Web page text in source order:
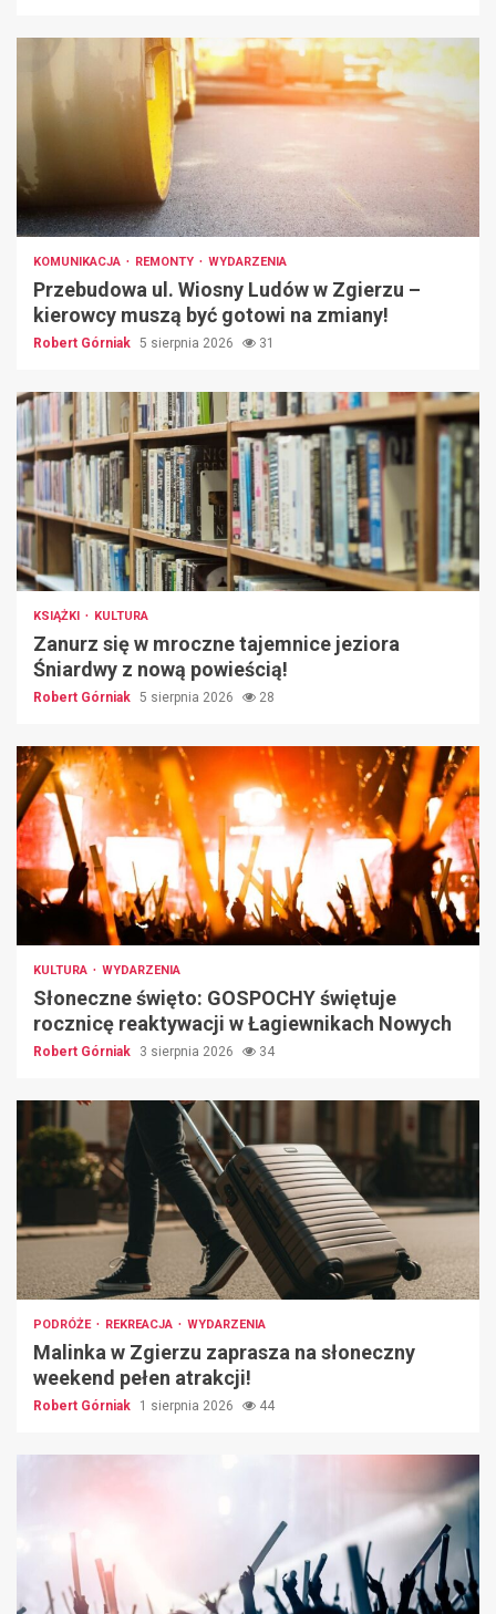
KOMUNIKACJA REMONTY WYDARZENIA
Przebudowa ul. Wiosny Ludów w Zgierzu –
kierowcy muszą być gotowi na zmiany!
Robert Górniak 5 sierpnia 2026 31
KSIĄŻKI KULTURA
Zanurz się w mroczne tajemnice jeziora
Śniardwy z nową powieścią!
Robert Górniak 5 sierpnia 2026 28
KULTURA WYDARZENIA
Słoneczne święto: GOSPOCHY świętuje
rocznicę reaktywacji w Łagiewnikach Nowych
Robert Górniak 3 sierpnia 2026 34
PODRÓŻE REKREACJA WYDARZENIA
Malinka w Zgierzu zaprasza na słoneczny
weekend pełen atrakcji!
Robert Górniak 1 sierpnia 2026 44